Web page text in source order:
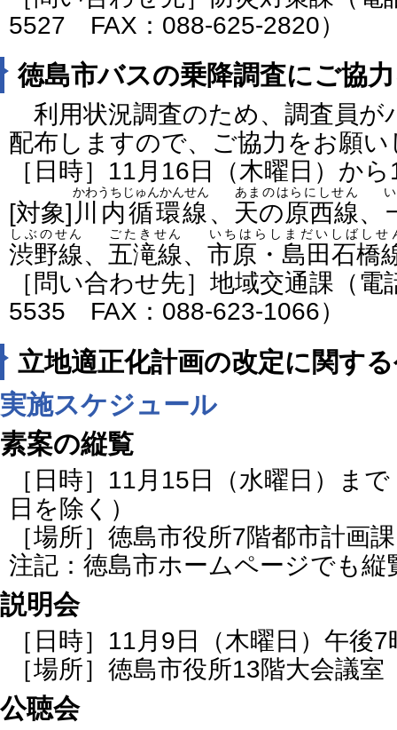
5527 FAX：088-625-2820）
徳島市バスの乗降調査にご協
利用状況調査のため、調査員が
配布しますので、ご協力をお願い
［日時］11月16日（木曜日）か
[対象] 川内循環線
かわうちじゅんかんせん
、 天の原西線
あまのはらにしせん
、
渋野線
しぶのせん
、 五滝線
ごたきせん
、 市原・島田石橋
いちはらしまだいしばしせ
［問い合わせ先］地域交通課（
5535 FAX：088-623-1066）
立地適正化計画の改定に関す
実施スケジュール
素案の縦覧
［日時］11月15日（水曜日）ま
日を除く）
［場所］徳島市役所7階都市計画課
注記：徳島市ホームページでも縦
説明会
［日時］11月9日（木曜日）午後
［場所］徳島市役所13階大会議室
公聴会